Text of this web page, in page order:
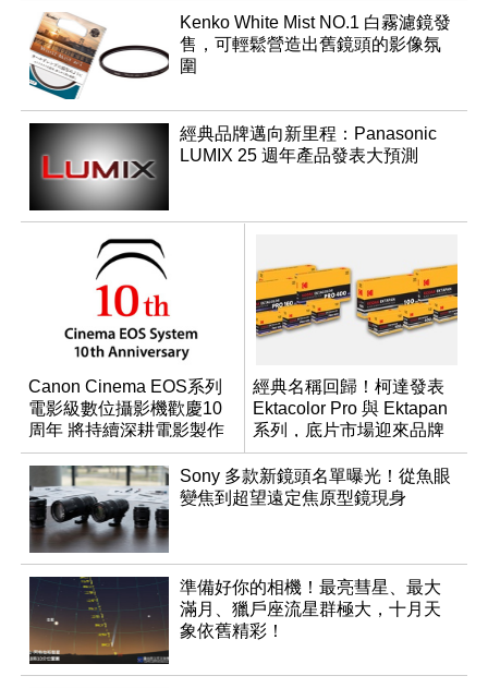
Kenko White Mist NO.1 白霧濾鏡發
售，可輕鬆營造出舊鏡頭的影像氛
圍
經典品牌邁向新里程：Panasonic
LUMIX 25 週年產品發表大預測
Canon Cinema EOS系列
電影級數位攝影機歡慶10
周年 將持續深耕電影製作
與產品開發
經典名稱回歸！柯達發表
Ektacolor Pro 與 Ektapan
系列，底片市場迎來品牌
重整新局
Sony 多款新鏡頭名單曝光！從魚眼
變焦到超望遠定焦原型鏡現身
準備好你的相機！最亮彗星、最大
滿月、獵戶座流星群極大，十月天
象依舊精彩！